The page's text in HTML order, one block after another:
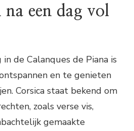
een dag vol
de Calanques de Piana is
en te genieten
Corsica staat bekend om
zoals verse vis,
gemaakte